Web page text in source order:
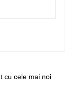
cu cele mai noi